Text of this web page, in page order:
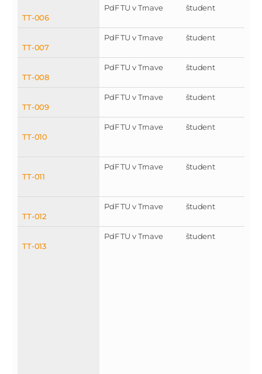
TT-006
PdF TU v Trnave študent
TT-007
PdF TU v Trnave študent
TT-008
PdF TU v Trnave študent
TT-009
PdF TU v Trnave študent
TT-010
PdF TU v Trnave študent
TT-011
PdF TU v Trnave študent
TT-012
PdF TU v Trnave študent
TT-013
PdF TU v Trnave študent